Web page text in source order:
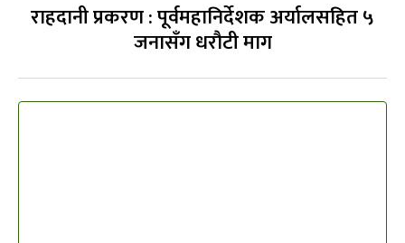
राहदानी प्रकरण : पूर्वमहानिर्देशक अर्यालसहित ५
जनासँग धरौटी माग